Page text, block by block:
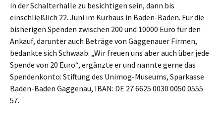
in der Schalterhalle zu besichtigen sein, dann bis
einschließlich 22. Juni im Kurhaus in Baden-Baden. Für die
bisherigen Spenden zwischen 200 und 10000 Euro für den
Ankauf, darunter auch Beträge von Gaggenauer Firmen,
bedankte sich Schwaab. „Wir freuen uns aber auch über jede
Spende von 20 Euro“, ergänzte er und nannte gerne das
Spendenkonto: Stiftung des Unimog-Museums, Sparkasse
Baden-Baden Gaggenau, IBAN: DE 27 6625 0030 0050 0555
57.